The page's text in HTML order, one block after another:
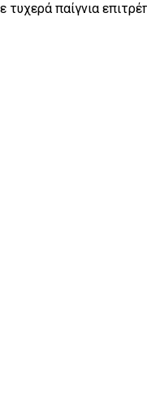
παίγνια